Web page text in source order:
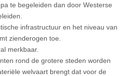
te begeleiden dan door Westerse
infrastructuur en het niveau van
zienderogen toe.
merkbaar.
rond de grotere steden worden
welvaart brengt dat voor de